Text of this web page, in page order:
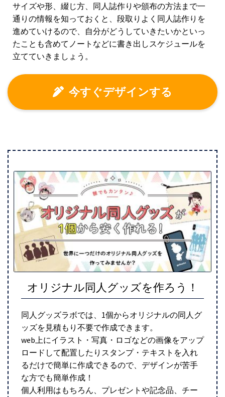
サイズや形、綴じ方、同人誌作りや頒布の方法まで一
通りの情報を知っておくと、段取りよく同人誌作りを
進めていけるので、自分がどうしていきたいかといっ
たことも含めてノートなどに書き出しスケジュールを
立てていきましょう。
今すぐデザインする
オリジナル同人グッズを作ろう！
同人グッズラボでは、1個からオリジナルの同人グ
ッズを見積もり不要で作成できます。
web上にイラスト・写真・ロゴなどの画像をアップ
ロードして配置したりスタンプ・テキストを入れ
るだけで簡単に作成できるので、デザインが苦手
な方でも簡単作成！
個人利用はもちろん、プレゼントや記念品、チー